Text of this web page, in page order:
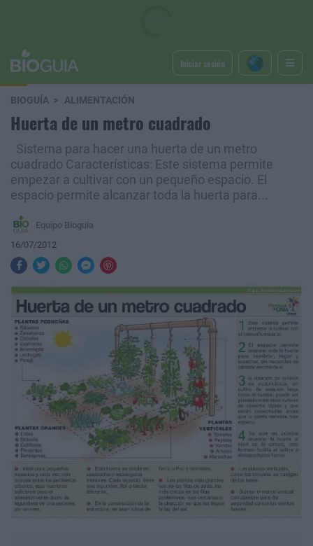
Iniciar sesión
BIOGUÍA ALIMENTACIÓN
Huerta de un metro cuadrado
Sistema para hacer una huerta de un metro
cuadrado Características: Este sistema permite
empezar a cultivar con un pequeño espacio. El
espacio permite alcanzar toda la huerta para...
Equipo Bioguia
16/07/2012